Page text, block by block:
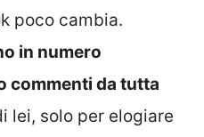
poco cambia.
in numero
commenti da tutta
lei, solo per elogiare